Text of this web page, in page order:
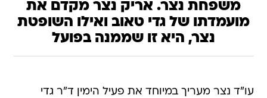
משפחת נצר. אריק נצר מקדם את
מועמדתו של גדי טאוב ואילו השופטת
נצר, היא זו שממנה בפועל
עו"ד נצר מעריך במיוחד את פעיל הימין ד"ר גדי